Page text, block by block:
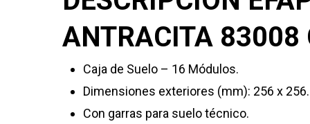
ANTRACITA 83008
Caja de Suelo – 16 Módulos.
Dimensiones exteriores (mm): 256 x 256.
Con garras para suelo técnico.